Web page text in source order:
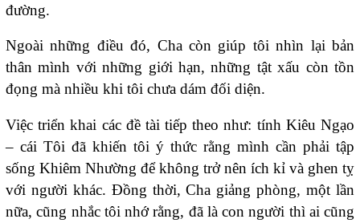
đường.
Ngoài những điều đó, Cha còn giúp tôi nhìn lại bản
thân mình với những giới hạn, những tật xấu còn tồn
đọng mà nhiều khi tôi chưa dám đối diện.
Việc triển khai các đề tài tiếp theo như: tính Kiêu Ngạo
– cái Tôi đã khiến tôi ý thức rằng mình cần phải tập
sống Khiêm Nhường để không trở nên ích kỉ và ghen tỵ
với người khác. Đồng thời, Cha giảng phòng, một lần
nữa, cũng nhắc tôi nhớ rằng, đã là con người thì ai cũng